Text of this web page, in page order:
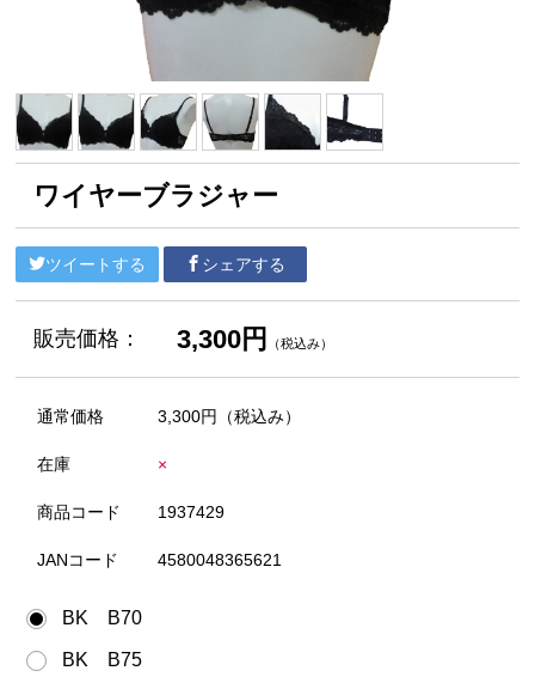
ワイヤーブラジャー
ツイートする シェアする
販売価格： 3,300円 （税込み）
通常価格 3,300円 （税込み）
在庫 ×
商品コード 1937429
JANコード 4580048365621
BK B70
BK B75